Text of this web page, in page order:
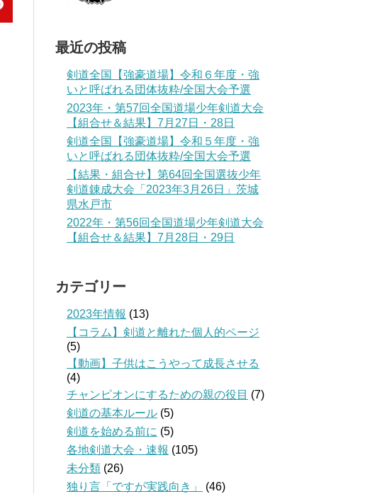
最近の投稿
剣道全国【強豪道場】令和６年度・強
いと呼ばれる団体抜粋/全国大会予選
2023年・第57回全国道場少年剣道大会
【組合せ＆結果】7月27日・28日
剣道全国【強豪道場】令和５年度・強
いと呼ばれる団体抜粋/全国大会予選
【結果・組合せ】第64回全国選抜少年
剣道錬成大会「2023年3月26日」茨城
県水戸市
2022年・第56回全国道場少年剣道大会
【組合せ＆結果】7月28日・29日
カテゴリー
2023年情報 (13)
【コラム】剣道と離れた個人的ページ
(5)
【動画】子供はこうやって成長させる
(4)
チャンピオンにするための親の役目 (7)
剣道の基本ルール (5)
剣道を始める前に (5)
各地剣道大会・速報 (105)
未分類 (26)
独り言「ですが実践向き」
(46)